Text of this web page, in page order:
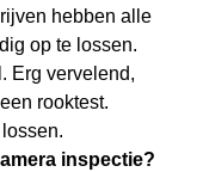
hebben alle
op te lossen.
Erg vervelend,
rooktest.
inspectie?